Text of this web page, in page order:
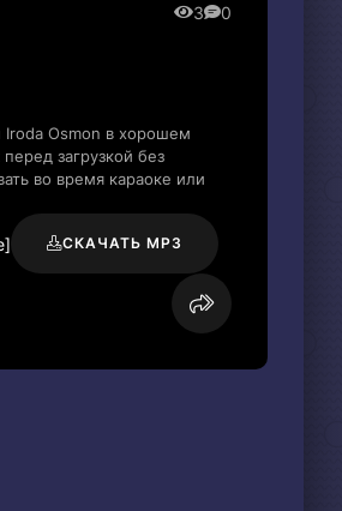
3 0
Iroda Osmon в хорошем
загрузкой без
во время караоке или
СКАЧАТЬ MP3